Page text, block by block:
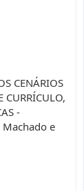
CENÁRIOS
CURRÍCULO,
-
Machado e